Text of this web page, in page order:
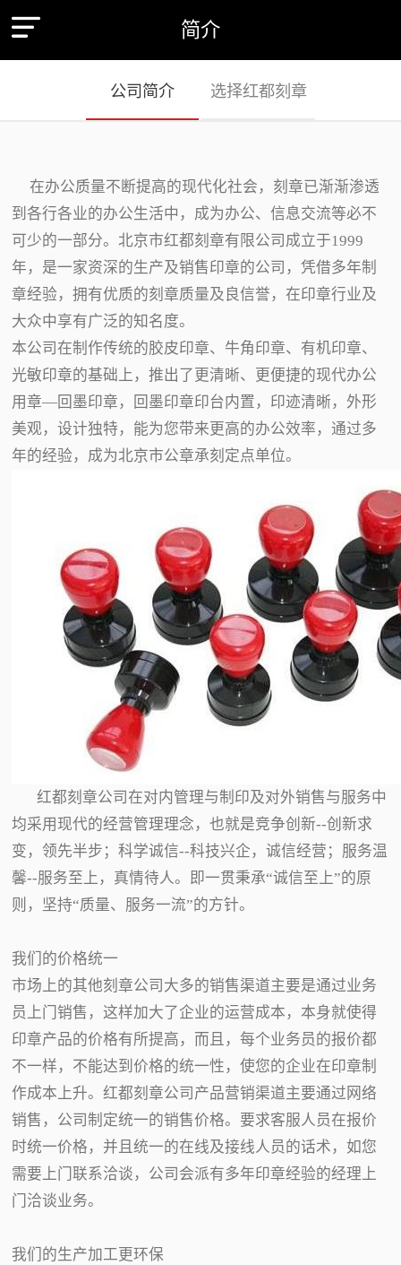
简介
公司简介 选择红都刻章
在办公质量不断提高的现代化社会，刻章已渐渐渗透
到各行各业的办公生活中，成为办公、信息交流等必不
可少的一部分。北京市红都刻章有限公司成立于1999
年，是一家资深的生产及销售印章的公司，凭借多年制
章经验，拥有优质的刻章质量及良信誉，在印章行业及
大众中享有广泛的知名度。
本公司在制作传统的胶皮印章、牛角印章、有机印章、
光敏印章的基础上，推出了更清晰、更便捷的现代办公
用章—回墨印章，回墨印章印台内置，印迹清晰，外形
美观，设计独特，能为您带来更高的办公效率，通过多
年的经验，成为北京市公章承刻定点单位。
红都刻章公司在对内管理与制印及对外销售与服务中
均采用现代的经营管理理念，也就是竞争创新--创新求
变，领先半步；科学诚信--科技兴企，诚信经营；服务温
馨--服务至上，真情待人。即一贯秉承“诚信至上”的原
则，坚持“质量、服务一流”的方针。
我们的价格统一
市场上的其他刻章公司大多的销售渠道主要是通过业务
员上门销售，这样加大了企业的运营成本，本身就使得
印章产品的价格有所提高，而且，每个业务员的报价都
不一样，不能达到价格的统一性，使您的企业在印章制
作成本上升。红都刻章公司产品营销渠道主要通过网络
销售，公司制定统一的销售价格。要求客服人员在报价
时统一价格，并且统一的在线及接线人员的话术，如您
需要上门联系洽谈，公司会派有多年印章经验的经理上
门洽谈业务。
我们的生产加工更环保